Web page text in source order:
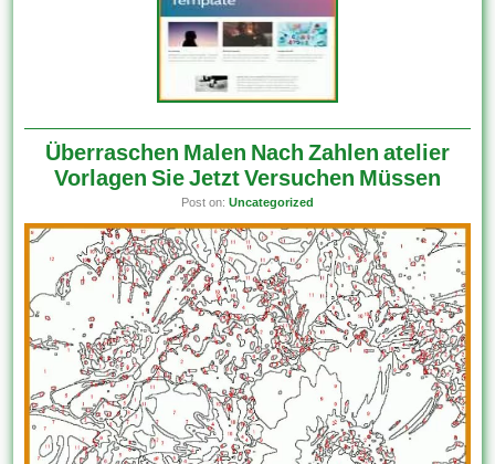
Überraschen Malen Nach Zahlen atelier
Vorlagen Sie Jetzt Versuchen Müssen
Post on: Uncategorized